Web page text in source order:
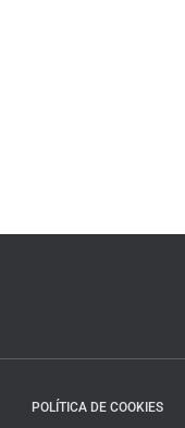
POLÍTICA DE COOKIES